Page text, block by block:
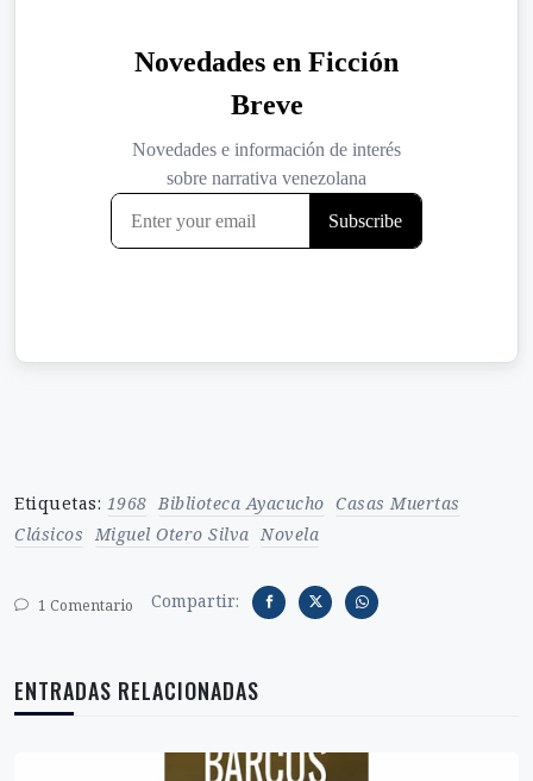
Clásicos Miguel Otero Silva Novela
ENTRADAS RELACIONADAS